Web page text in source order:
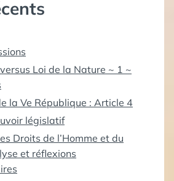
Loi de la Nature ~ 1 ~
la Ve République : Article 4
législatif
Droits de l’Homme et du
et réflexions